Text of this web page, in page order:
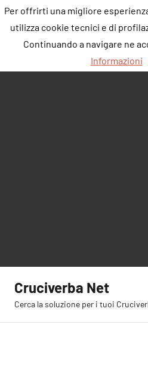
contenuto
Cruciverba Net
Cerca la soluzione per i tuoi
Per offrirti una migliore
utilizza cookie tecnici e di
Continuando a navigare ne
Informazioni